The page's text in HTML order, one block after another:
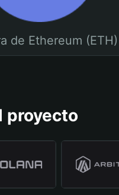
de Ethereum (ETH)
proyecto